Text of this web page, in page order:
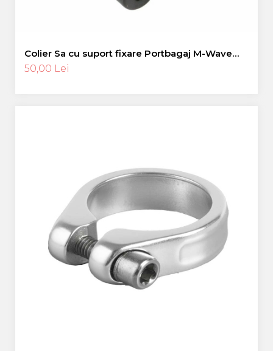
Colier Sa cu suport fixare Portbagaj M-Wave
”RACKY”-28,6 mm
50,00 Lei